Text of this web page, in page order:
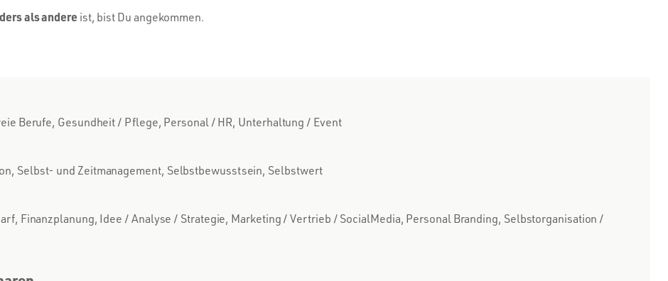
als andere ist, bist Du angekommen.
Berufe, Gesundheit / Pflege, Personal / HR, Unterhaltung / Event
Selbst- und Zeitmanagement, Selbstbewusstsein, Selbstwert
Finanzplanung, Idee / Analyse / Strategie, Marketing / Vertrieb / SocialMedia, Personal Branding, Selbstorganisation /